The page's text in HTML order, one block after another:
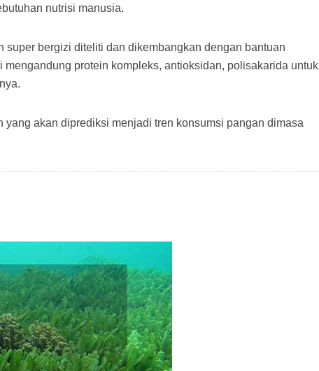
nutrisi manusia.
super bergizi diteliti dan dikembangkan dengan bantuan
protein kompleks, antioksidan, polisakarida untuk
yang akan diprediksi menjadi tren konsumsi pangan dimasa